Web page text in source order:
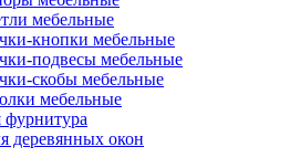
мебельные
кнопки мебельные
подвесы мебельные
скобы мебельные
мебельные
деревянных окон